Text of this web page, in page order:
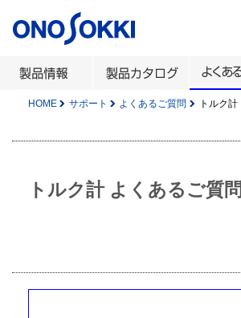
HOME サポート よくあるご質問 トルク計
トルク計 よくあるご質問